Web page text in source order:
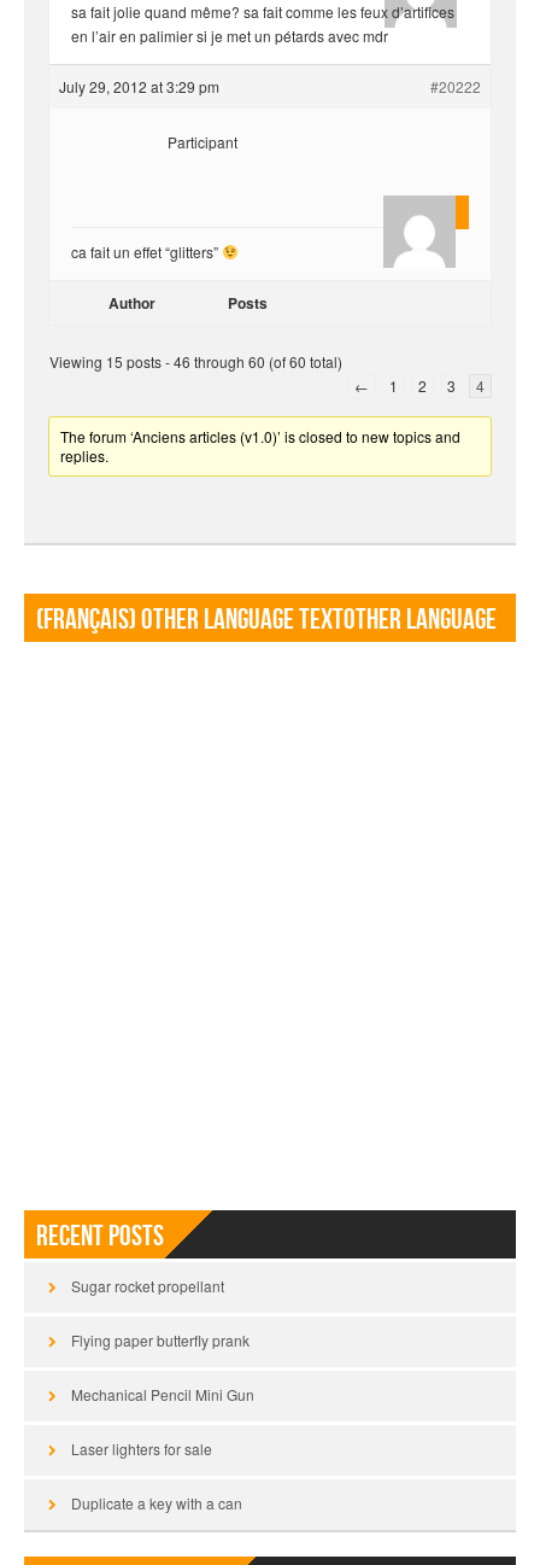
sa fait jolie quand même? sa fait comme les feux d’artifices
en l’air en palimier si je met un pétards avec mdr
July 29, 2012 at 3:29 pm #20222
yvariro
Participant
ca fait un effet “glitters”
Author Posts
Viewing 15 posts - 46 through 60 (of 60 total)
←
1 2 3 4
The forum ‘Anciens articles (v1.0)’ is closed to new topics and
replies.
(Français) Other language TextOther language
Recent Posts
Sugar rocket propellant
Flying paper butterfly prank
Mechanical Pencil Mini Gun
Laser lighters for sale
Duplicate a key with a can